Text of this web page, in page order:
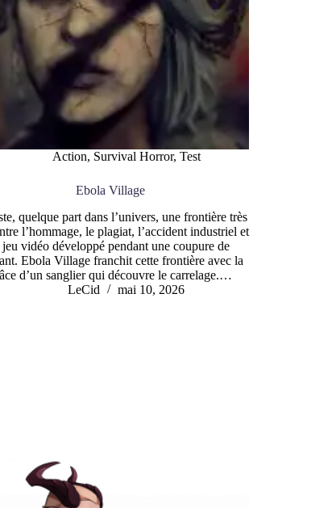
Action, Survival Horror, Test
Ebola Village
quelque part dans l’univers, une frontière très
l’hommage, le plagiat, l’accident industriel et
jeu vidéo développé pendant une coupure de
Ebola Village franchit cette frontière avec la
d’un sanglier qui découvre le carrelage.…
LeCid
mai 10, 2026